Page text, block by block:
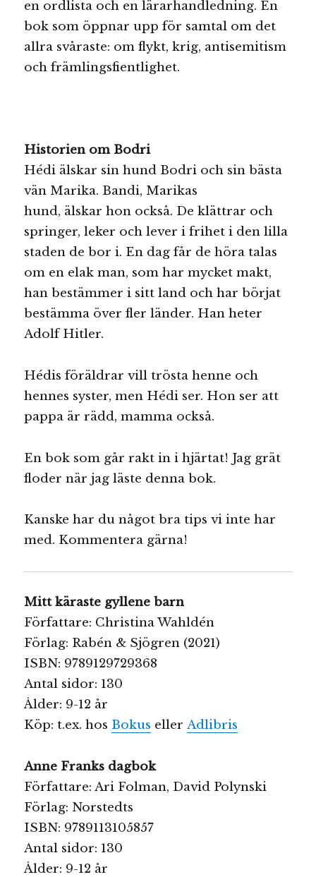
en ordlista och en lärarhandledning. En
bok som öppnar upp för samtal om det
allra svåraste: om flykt, krig, antisemitism
och främlingsfientlighet.
Historien om Bodri
Hédi älskar sin hund Bodri och sin bästa
vän Marika. Bandi, Marikas
hund, älskar hon också. De klättrar och
springer, leker och lever i frihet i den lilla
staden de bor i. En dag får de höra talas
om en elak man, som har mycket makt,
han bestämmer i sitt land och har börjat
bestämma över fler länder. Han heter
Adolf Hitler.
Hédis föräldrar vill trösta henne och
hennes syster, men Hédi ser. Hon ser att
pappa är rädd, mamma också.
En bok som går rakt in i hjärtat! Jag grät
floder när jag läste denna bok.
Kanske har du något bra tips vi inte har
med. Kommentera gärna!
Mitt käraste gyllene barn
Författare: Christina Wahldén
Förlag: Rabén & Sjögren (2021)
ISBN: 9789129729368
Antal sidor: 130
Ålder: 9-12 år
Köp: t.ex. hos Bokus ellerAdlibris
Anne Franks dagbok
Författare: Ari Folman, David Polynski
Förlag: Norstedts
ISBN: 9789113105857
Antal sidor: 130
Ålder: 9-12 år